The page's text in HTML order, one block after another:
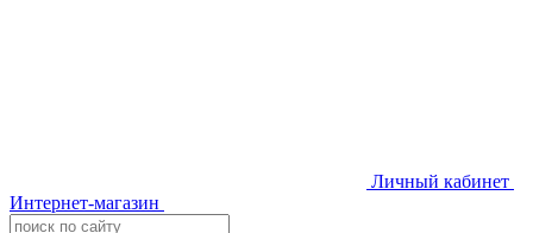
Личный кабинет
Интернет-магазин